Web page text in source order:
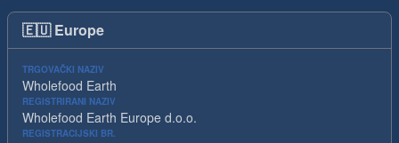
🇪🇺 Europe
TRGOVAČKI NAZIV
Wholefood Earth
REGISTRIRANI NAZIV
Wholefood Earth Europe d.o.o.
REGISTRACIJSKI BR.